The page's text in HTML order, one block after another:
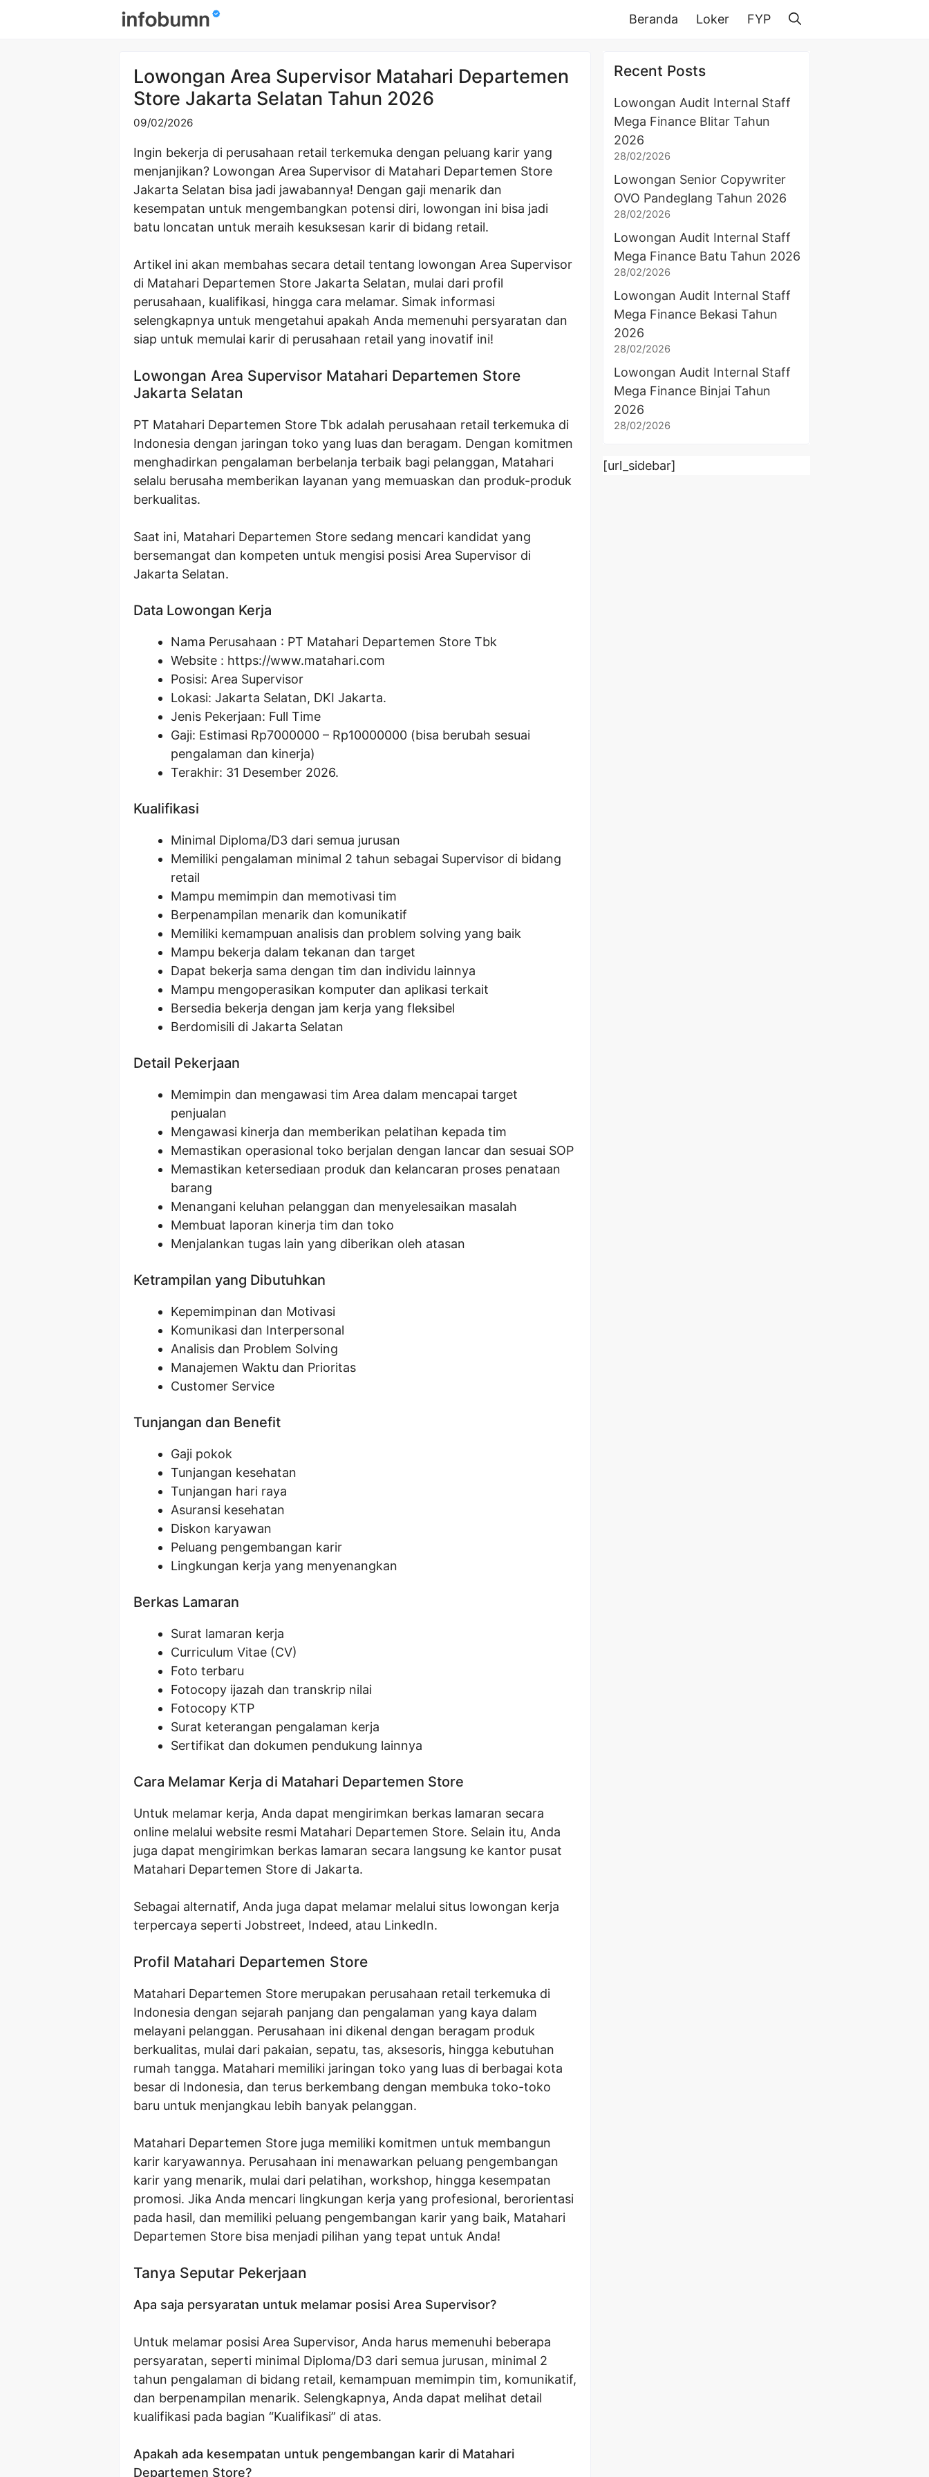
Beranda Loker FYP
Lowongan Area Supervisor Matahari Departemen
Store Jakarta Selatan Tahun 2026
09/02/2026
Ingin bekerja di perusahaan retail terkemuka dengan peluang karir yang
menjanjikan? Lowongan Area Supervisor di Matahari Departemen Store
Jakarta Selatan bisa jadi jawabannya! Dengan gaji menarik dan
kesempatan untuk mengembangkan potensi diri, lowongan ini bisa jadi
batu loncatan untuk meraih kesuksesan karir di bidang retail.
Artikel ini akan membahas secara detail tentang lowongan Area Supervisor
di Matahari Departemen Store Jakarta Selatan, mulai dari profil
perusahaan, kualifikasi, hingga cara melamar. Simak informasi
selengkapnya untuk mengetahui apakah Anda memenuhi persyaratan dan
siap untuk memulai karir di perusahaan retail yang inovatif ini!
Lowongan Area Supervisor Matahari Departemen Store
Jakarta Selatan
PT Matahari Departemen Store Tbk adalah perusahaan retail terkemuka di
Indonesia dengan jaringan toko yang luas dan beragam. Dengan komitmen
menghadirkan pengalaman berbelanja terbaik bagi pelanggan, Matahari
selalu berusaha memberikan layanan yang memuaskan dan produk-produk
berkualitas.
Saat ini, Matahari Departemen Store sedang mencari kandidat yang
bersemangat dan kompeten untuk mengisi posisi Area Supervisor di
Jakarta Selatan.
Data Lowongan Kerja
Nama Perusahaan : PT Matahari Departemen Store Tbk
Website : https://www.matahari.com
Posisi: Area Supervisor
Lokasi: Jakarta Selatan, DKI Jakarta.
Jenis Pekerjaan: Full Time
Gaji: Estimasi Rp7000000 – Rp10000000 (bisa berubah sesuai
pengalaman dan kinerja)
Terakhir: 31 Desember 2026.
Kualifikasi
Minimal Diploma/D3 dari semua jurusan
Memiliki pengalaman minimal 2 tahun sebagai Supervisor di bidang
retail
Mampu memimpin dan memotivasi tim
Berpenampilan menarik dan komunikatif
Memiliki kemampuan analisis dan problem solving yang baik
Mampu bekerja dalam tekanan dan target
Dapat bekerja sama dengan tim dan individu lainnya
Mampu mengoperasikan komputer dan aplikasi terkait
Bersedia bekerja dengan jam kerja yang fleksibel
Berdomisili di Jakarta Selatan
Detail Pekerjaan
Memimpin dan mengawasi tim Area dalam mencapai target
penjualan
Mengawasi kinerja dan memberikan pelatihan kepada tim
Memastikan operasional toko berjalan dengan lancar dan sesuai SOP
Memastikan ketersediaan produk dan kelancaran proses penataan
barang
Menangani keluhan pelanggan dan menyelesaikan masalah
Membuat laporan kinerja tim dan toko
Menjalankan tugas lain yang diberikan oleh atasan
Ketrampilan yang Dibutuhkan
Kepemimpinan dan Motivasi
Komunikasi dan Interpersonal
Analisis dan Problem Solving
Manajemen Waktu dan Prioritas
Customer Service
Tunjangan dan Benefit
Gaji pokok
Tunjangan kesehatan
Tunjangan hari raya
Asuransi kesehatan
Diskon karyawan
Peluang pengembangan karir
Lingkungan kerja yang menyenangkan
Berkas Lamaran
Surat lamaran kerja
Curriculum Vitae (CV)
Foto terbaru
Fotocopy ijazah dan transkrip nilai
Fotocopy KTP
Surat keterangan pengalaman kerja
Sertifikat dan dokumen pendukung lainnya
Cara Melamar Kerja di Matahari Departemen Store
Untuk melamar kerja, Anda dapat mengirimkan berkas lamaran secara
online melalui website resmi Matahari Departemen Store. Selain itu, Anda
juga dapat mengirimkan berkas lamaran secara langsung ke kantor pusat
Matahari Departemen Store di Jakarta.
Sebagai alternatif, Anda juga dapat melamar melalui situs lowongan kerja
terpercaya seperti Jobstreet, Indeed, atau LinkedIn.
Profil Matahari Departemen Store
Matahari Departemen Store merupakan perusahaan retail terkemuka di
Indonesia dengan sejarah panjang dan pengalaman yang kaya dalam
melayani pelanggan. Perusahaan ini dikenal dengan beragam produk
berkualitas, mulai dari pakaian, sepatu, tas, aksesoris, hingga kebutuhan
rumah tangga. Matahari memiliki jaringan toko yang luas di berbagai kota
besar di Indonesia, dan terus berkembang dengan membuka toko-toko
baru untuk menjangkau lebih banyak pelanggan.
Matahari Departemen Store juga memiliki komitmen untuk membangun
karir karyawannya. Perusahaan ini menawarkan peluang pengembangan
karir yang menarik, mulai dari pelatihan, workshop, hingga kesempatan
promosi. Jika Anda mencari lingkungan kerja yang profesional, berorientasi
pada hasil, dan memiliki peluang pengembangan karir yang baik, Matahari
Departemen Store bisa menjadi pilihan yang tepat untuk Anda!
Tanya Seputar Pekerjaan
Apa saja persyaratan untuk melamar posisi Area Supervisor?
Untuk melamar posisi Area Supervisor, Anda harus memenuhi beberapa
persyaratan, seperti minimal Diploma/D3 dari semua jurusan, minimal 2
tahun pengalaman di bidang retail, kemampuan memimpin tim, komunikatif,
dan berpenampilan menarik. Selengkapnya, Anda dapat melihat detail
kualifikasi pada bagian “Kualifikasi” di atas.
Apakah ada kesempatan untuk pengembangan karir di Matahari
Departemen Store?
Recent Posts
Lowongan Audit Internal Staff
Mega Finance Blitar Tahun
2026
28/02/2026
Lowongan Senior Copywriter
OVO Pandeglang Tahun 2026
28/02/2026
Lowongan Audit Internal Staff
Mega Finance Batu Tahun 2026
28/02/2026
Lowongan Audit Internal Staff
Mega Finance Bekasi Tahun
2026
28/02/2026
Lowongan Audit Internal Staff
Mega Finance Binjai Tahun
2026
28/02/2026
[url_sidebar]